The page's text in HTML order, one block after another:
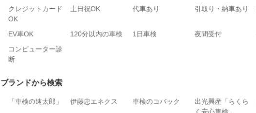
クレジットカード
OK
土日祝OK 代車あり 引取り・納車あり
EV車OK
120分以内の車検 1日車検 夜間受付
コンピューター診
断
ブランドから検索
「車検の速太郎」 伊藤忠エネクス 車検のコバック
出光興産「らくら